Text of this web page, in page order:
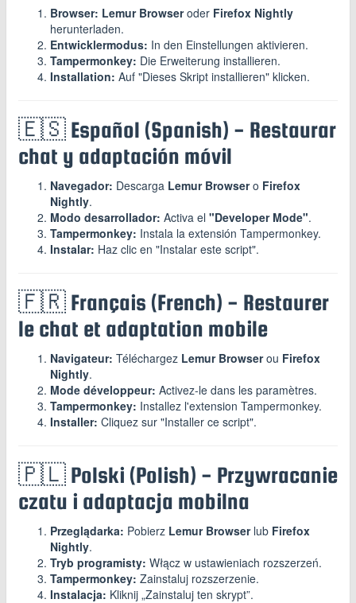
Browser: Lemur Browseroder Firefox Nightly
herunterladen.
Entwicklermodus: In den Einstellungen aktivieren.
Tampermonkey: Die Erweiterung installieren.
Installation: Auf "Dieses Skript installieren" klicken.
🇪🇸 Español (Spanish) - Restaurar
chat y adaptación móvil
Navegador: Descarga Lemur Browsero Firefox
Nightly.
Modo desarrollador: Activa el "Developer Mode".
Tampermonkey: Instala la extensión Tampermonkey.
Instalar: Haz clic en "Instalar este script".
🇫🇷 Français (French) - Restaurer
le chat et adaptation mobile
Navigateur: Téléchargez Lemur Browserou Firefox
Nightly.
Mode développeur: Activez-le dans les paramètres.
Tampermonkey: Installez l'extension Tampermonkey.
Installer: Cliquez sur "Installer ce script".
🇵🇱 Polski (Polish) - Przywracanie
czatu i adaptacja mobilna
Przeglądarka: Pobierz Lemur Browserlub Firefox
Nightly.
Tryb programisty: Włącz w ustawieniach rozszerzeń.
Tampermonkey: Zainstaluj rozszerzenie.
Instalacja: Kliknij „Zainstaluj ten skrypt”.